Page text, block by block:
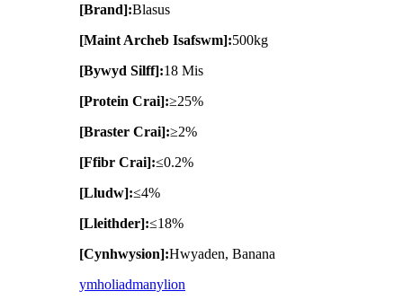
[Brand]:Blasus
[Maint Archeb Isafswm]:500kg
[Bywyd Silff]:18 Mis
[Protein Crai]:≥25%
[Braster Crai]:≥2%
[Ffibr Crai]:≤0.2%
[Lludw]:≤4%
[Lleithder]:≤18%
[Cynhwysion]:Hwyaden, Banana
ymholiadmanylion